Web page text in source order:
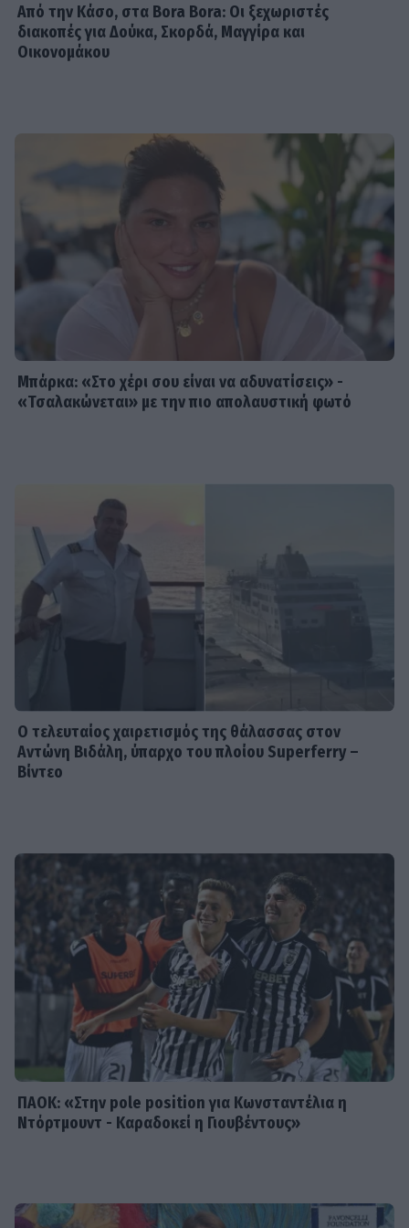
της στο σπίτι - Το όμορφο
στιγμιότυπο
«Εκείνες… κι εγώ»: Η τρυφερή
ανάρτηση του Κώστα Καραφώτη με
την κόρη και τη σύζυγό του
SHOWBIZ
«Χαρούμενη, γεμάτη αλμύρα…» - Η
Αποστολία Ζώη απολαμβάνει τον
Αύγουστο στη θάλασσα
G-SPORTS
Μάριος Καπότσης: Η πόζα στον
Πότε επιστρέφει η «Πρωινή Ζώνη»
με Υποφάντη και Καϋμένου
Βαλαβάνη για τον Γρηγόρη Μόργκαν
Καινούργιου
SHOWBIZ
Λένα Παπαληγούρα για την απώλεια
του πατέρα της: «Δεν υπάρχει μέρα
που να μην τον σκεφτώ»
Από την Κάσο, στα Bora Bora: Οι ξεχωριστές
διακοπές για Δούκα, Σκορδά, Μαγγίρα και
Οικονομάκου
Μπάρκα: «Στο χέρι σου είναι να αδυνατίσεις» -
«Τσαλακώνεται» με την πιο απολαυστική φωτό
Ο τελευταίος χαιρετισμός της θάλασσας στον
Αντώνη Βιδάλη, ύπαρχο του πλοίου Superferry –
Βίντεο
ΠΑΟΚ: «Στην pole position για Κωνσταντέλια η
Ντόρτμουντ - Καραδοκεί η Γιουβέντους»